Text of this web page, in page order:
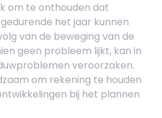
om te onthouden dat
het jaar kunnen
van de beweging van de
geen probleem lijkt, kan in
veroorzaken.
om rekening te houden
bij het plannen